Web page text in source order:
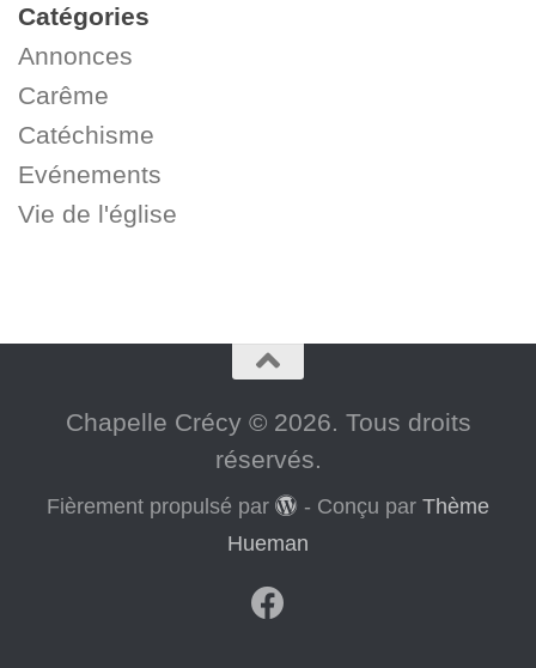
Catégories
Annonces
Carême
Catéchisme
Evénements
Vie de l'église
Chapelle Crécy © 2026. Tous droits
réservés.
Fièrement propulsé par - Conçu par Thème
Hueman